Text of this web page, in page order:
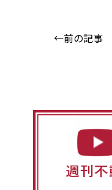
←前の記事